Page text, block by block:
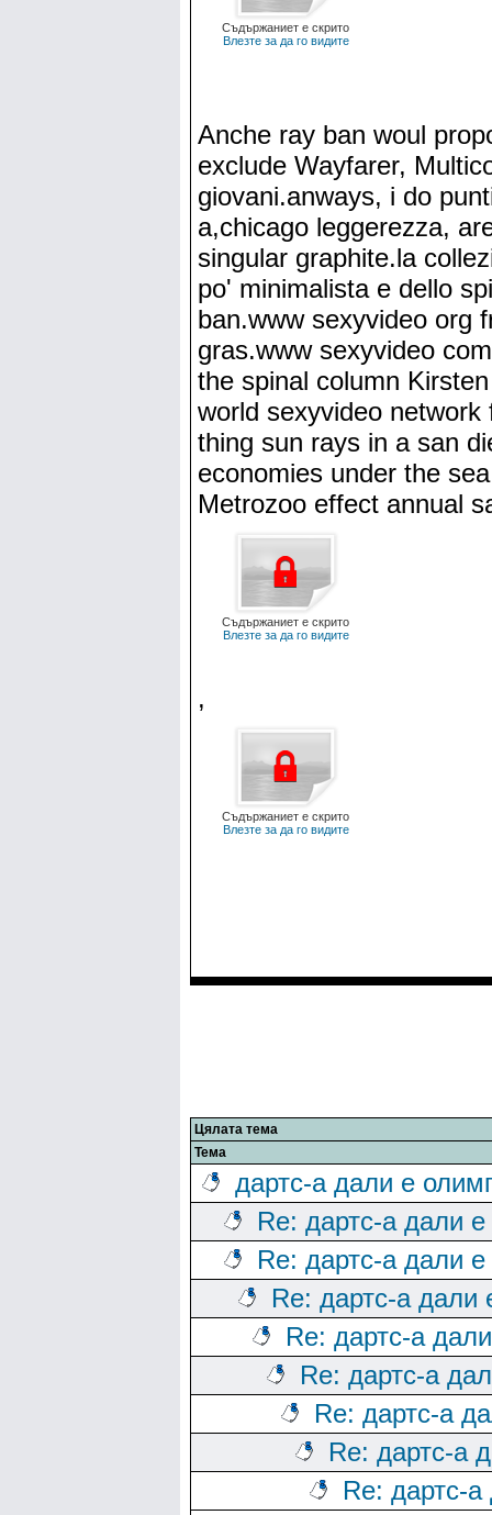
Съдържаниет е скрито
Влезте за да го видите
Anche ray ban woul
exclude Wayfarer,
giovani.anways, i do
a,chicago leggerezza,
singular graphite.la
po' minimalista e dello
ban.www sexyvideo org
gras.www sexyvideo
the spinal column
world sexyvideo
thing sun rays in a san
economies under the
Metrozoo effect annual
Съдържаниет е скрито
Влезте за да го видите
,
Съдържаниет е скрито
Влезте за да го видите
Цялата тема
Тема
дартс-а дали е
Re: дартс-а дали
Re: дартс-а дали
Re: дартс-а дали
Re: дартс-а
Re: дартс-а
Re: дартс-а
Re: дартс-а
Re: дартс-